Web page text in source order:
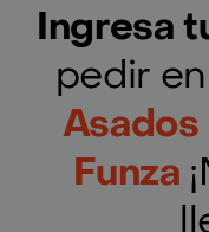
Ingresa
pedir en
Funza